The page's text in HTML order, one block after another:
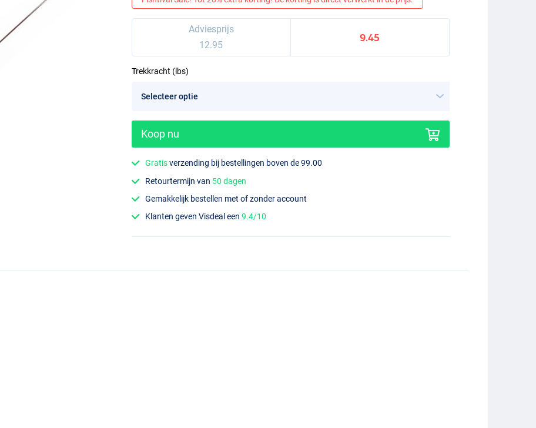
Adviesprijs
12.95
9.45
Trekkracht (lbs)
Koop nu
Gratisverzending bij bestellingen boven de 99.00
Retourtermijn van 50 dagen
Gemakkelijk bestellen met of zonder account
Klanten geven Visdeal een9.4/10